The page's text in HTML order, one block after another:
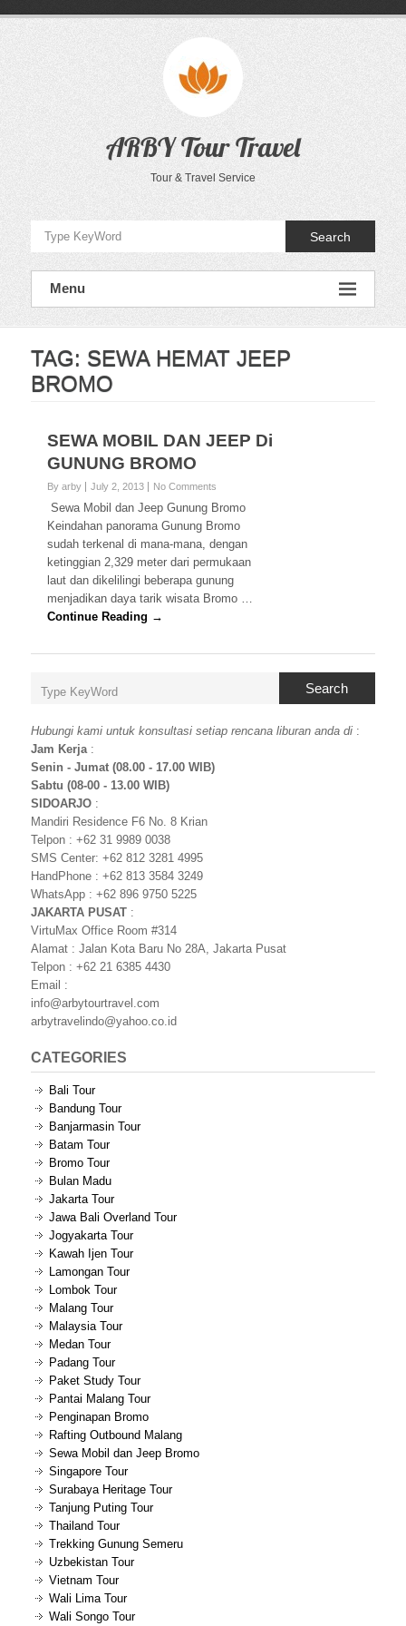
ARBY Tour Travel
Tour & Travel Service
Search
Menu
TAG: SEWA HEMAT JEEP
BROMO
SEWA MOBIL DAN JEEP Di
GUNUNG BROMO
By arby July 2, 2013 No Comments
Sewa Mobil dan Jeep Gunung Bromo
Keindahan panorama Gunung Bromo
sudah terkenal di mana-mana, dengan
ketinggian 2,329 meter dari permukaan
laut dan dikelilingi beberapa gunung
menjadikan daya tarik wisata Bromo …
Continue Reading →
Search
Hubungi kami untuk konsultasi setiap rencana liburan anda di :
Jam Kerja:
Senin - Jumat (08.00 - 17.00 WIB)
Sabtu (08-00 - 13.00 WIB)
SIDOARJO :
Mandiri Residence F6 No. 8 Krian
Telpon : +62 31 9989 0038
SMS Center: +62 812 3281 4995
HandPhone : +62 813 3584 3249
WhatsApp : +62 896 9750 5225
JAKARTA PUSAT :
VirtuMax Office Room #314
Alamat : Jalan Kota Baru No 28A, Jakarta Pusat
Telpon : +62 21 6385 4430
Email :
info@arbytourtravel.com
arbytravelindo@yahoo.co.id
CATEGORIES
Bali Tour
Bandung Tour
Banjarmasin Tour
Batam Tour
Bromo Tour
Bulan Madu
Jakarta Tour
Jawa Bali Overland Tour
Jogyakarta Tour
Kawah Ijen Tour
Lamongan Tour
Lombok Tour
Malang Tour
Malaysia Tour
Medan Tour
Padang Tour
Paket Study Tour
Pantai Malang Tour
Penginapan Bromo
Rafting Outbound Malang
Sewa Mobil dan Jeep Bromo
Singapore Tour
Surabaya Heritage Tour
Tanjung Puting Tour
Thailand Tour
Trekking Gunung Semeru
Uzbekistan Tour
Vietnam Tour
Wali Lima Tour
Wali Songo Tour